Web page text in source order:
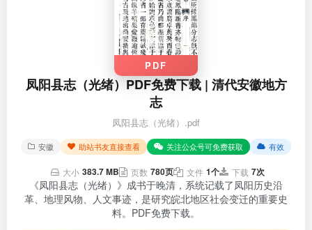
PDF
凤阳县志（光绪）PDF免费下载 | 清代安徽地方
志
凤阳县志（光绪）.pdf
安徽 助站书友直接查看 关注公众号可免费获取 有效
大小 383.7 MB 页数 780页 文件 1个 下载 7次
《凤阳县志（光绪）》成书于晚清，系统记载了凤阳历史沿
革、地理风物、人文事迹，是研究皖北地区社会变迁的重要史
料。PDF免费下载。